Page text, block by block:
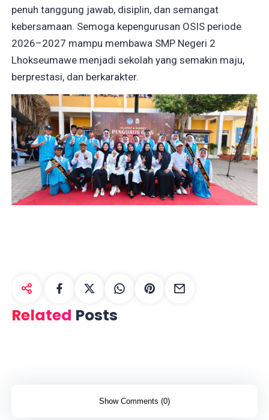
penuh tanggung jawab, disiplin, dan semangat
kebersamaan. Semoga kepengurusan OSIS periode
2026–2027 mampu membawa SMP Negeri 2
Lhokseumawe menjadi sekolah yang semakin maju,
berprestasi, dan berkarakter.
Related Posts
Show Comments (0)